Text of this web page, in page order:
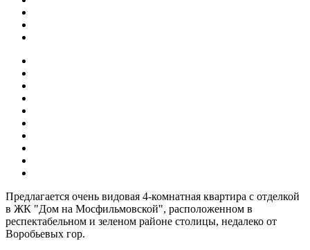
Предлагается очень видовая 4-комнатная квартира с отделкой
в ЖК "Дом на Мосфильмовской", расположенном в
респектабельном и зеленом районе столицы, недалеко от
Воробьевых гор.